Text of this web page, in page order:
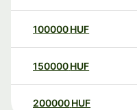
100000 HUF
150000 HUF
200000 HUF